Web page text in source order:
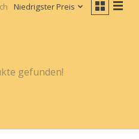
Niedrigster Preis
gefunden!